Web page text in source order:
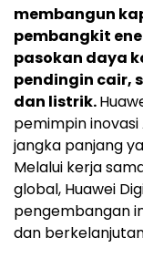
membangun
pembangkit
pasokan daya
pendingin cair,
dan listrik.
pemimpin
jangka panjang
Melalui kerja
global, Huawei
pengembangan
dan